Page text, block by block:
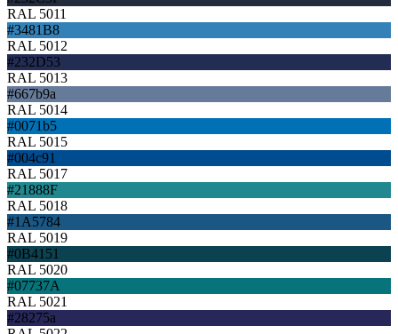
RAL 5011
#3481B8
RAL 5012
#232D53
RAL 5013
#667b9a
RAL 5014
#0071b5
RAL 5015
#004c91
RAL 5017
#21888F
RAL 5018
#1A5784
RAL 5019
#0B4151
RAL 5020
#07737A
RAL 5021
#28275a